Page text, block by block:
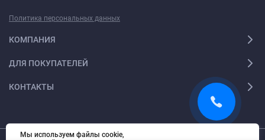
Политика персональных данных
КОМПАНИЯ
ДЛЯ ПОКУПАТЕЛЕЙ
КОНТАКТЫ
Мы используем файлы cookie,